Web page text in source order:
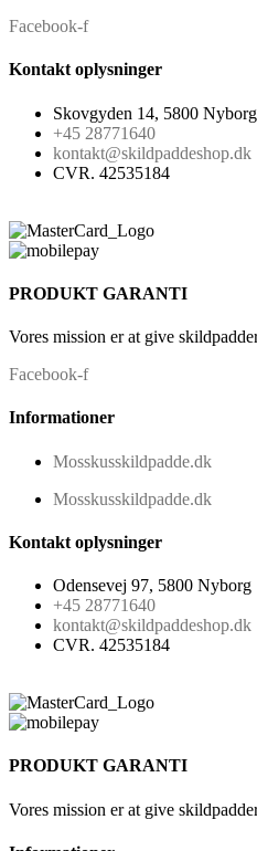
Facebook-f
Kontakt oplysninger
Skovgyden 14, 5800 Nyborg
+45 28771640
kontakt@skildpaddeshop.dk
CVR. 42535184
PRODUKT GARANTI
Vores mission er at give
Facebook-f
Informationer
Mosskusskildpadde.dk
Mosskusskildpadde.dk
Kontakt oplysninger
Odensevej 97, 5800 Nyborg
+45 28771640
kontakt@skildpaddeshop.dk
CVR. 42535184
PRODUKT GARANTI
Vores mission er at give